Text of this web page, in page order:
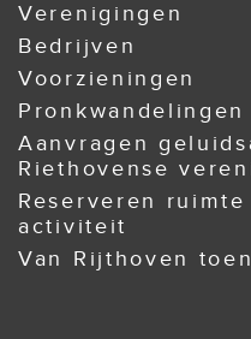
Verenigingen
Bedrijven
Voorzieningen
Pronkwandelingen
Aanvragen
Riethovense
Reserveren
activiteit
Van Rijthoven